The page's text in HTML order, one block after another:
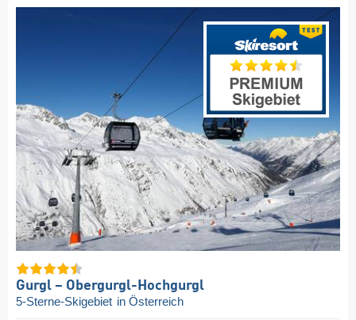
Gurgl – Obergurgl-Hochgurgl
5-Sterne-Skigebiet in Österreich